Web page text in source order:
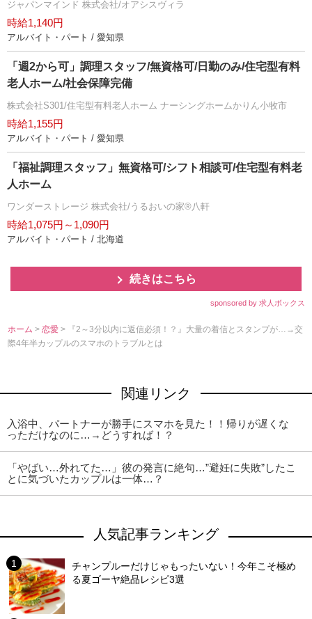
ジャパンマインド 株式会社/オアシスヴィラ
時給1,140円
アルバイト・パート / 愛知県
「週2から可」調理スタッフ/無資格可/日勤のみ/住宅型有料
老人ホーム/社会保障完備
株式会社S301/住宅型有料老人ホーム ナーシングホームかりん小牧市
時給1,155円
アルバイト・パート / 愛知県
「福祉調理スタッフ」無資格可/シフト相談可/住宅型有料老
人ホーム
ワンダーストレージ 株式会社/うるおいの家®八軒
時給1,075円～1,090円
アルバイト・パート / 北海道
続きはこちら
sponsored by 求人ボックス
ホーム >恋愛> 『2～3分以内に返信必須！？』大量の着信とスタンプが…→交
際4年半カップルのスマホのトラブルとは
関連リンク
入浴中、パートナーが勝手にスマホを見た！！帰りが遅くな
っただけなのに…→どうすれば！？
「やばい…外れてた…」彼の発言に絶句…”避妊に失敗”したこ
とに気づいたカップルは一体…？
人気記事ランキング
チャンプルーだけじゃもったいない！今年こそ極め
る夏ゴーヤ絶品レシピ3選